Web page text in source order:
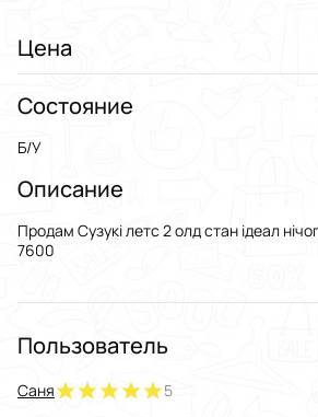
Цена
Состояние
Б/У
Описание
Продам Сузукі летс 2 олд стан ідеал
7600
Пользователь
Саня 5